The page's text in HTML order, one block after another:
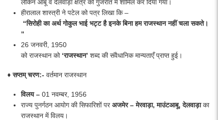
लेकिन आबू व देलवाड़ा क्षेत्र को गुजरात में शामिल कर दिया गया।
हीरालाल शास्त्री ने पटेल को पत्र लिखा कि –
“सिरोही का अर्थ गोकुल भाई भट्ट है इनके बिना हम राजस्थान नहीं चला सकते।
”
26 जनवरी, 1950
को राजस्थान को ‘राजस्थान’ शब्द की संवैधानिक मान्यताएँ प्राप्त हुई।
♦ सप्तम् चरण:- वर्तमान राजस्थान
विलय – 01 नवम्बर, 1956
राज्य पुनर्गठन आयोग की सिफारिशों परअजमेर – मेरवाड़ा, माउंटआबू, देलवाड़ाका
राजस्थान में विलय।